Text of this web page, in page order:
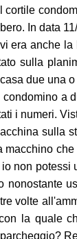
cortile
In data
era anche
sulla
due una
a
i numeri.
sulla
non
nonostante
volte
la quale